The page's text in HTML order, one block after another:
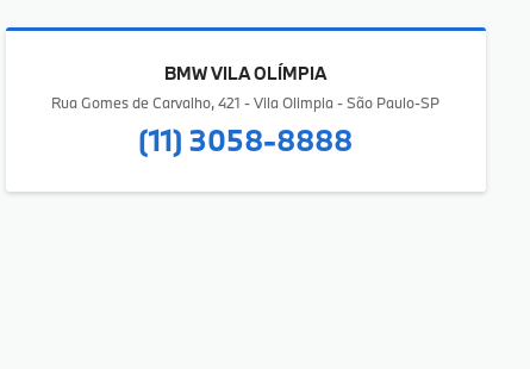
BMW VILA OLÍMPIA
Rua Gomes de Carvalho, 421 - Vila Olimpia - São Paulo-SP
(11) 3058-8888